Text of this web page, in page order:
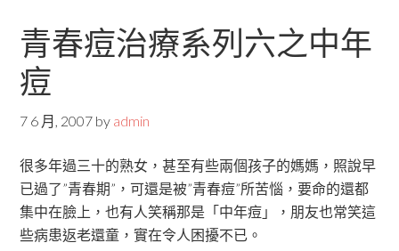
青春痘治療系列六之中年
痘
7 6 月, 2007 by admin
很多年過三十的熟女，甚至有些兩個孩子的媽媽，照說早
已過了”青春期”，可還是被”青春痘”所苦惱，要命的還都
集中在臉上，也有人笑稱那是「中年痘」，朋友也常笑這
些病患返老還童，實在令人困擾不已。